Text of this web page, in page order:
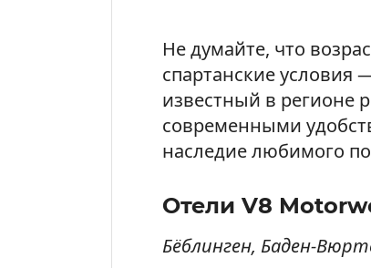
Не думайте, что
спартанские условия
известный в регионе
современными
наследие любимого
Отели V8
Бёблинген, Баден-